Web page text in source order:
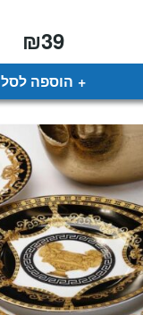
₪39
הוספה לסל